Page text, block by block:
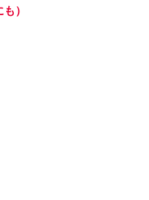
）